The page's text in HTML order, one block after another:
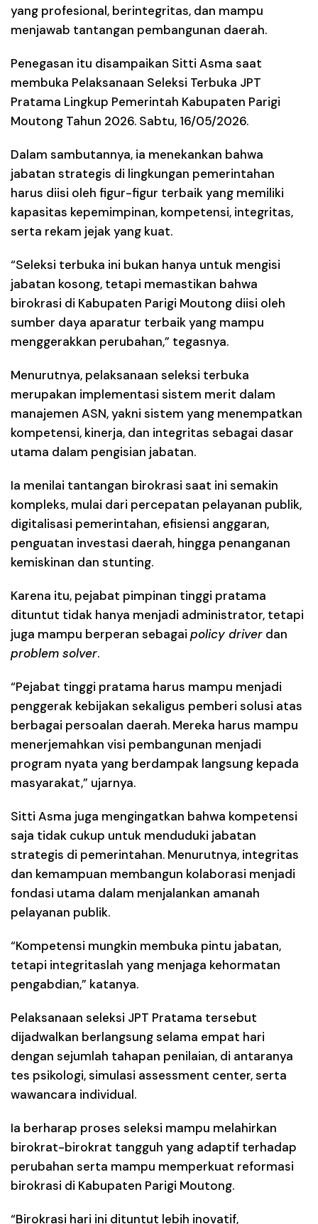
yang profesional, berintegritas, dan mampu
menjawab tantangan pembangunan daerah.
Penegasan itu disampaikan Sitti Asma saat
membuka Pelaksanaan Seleksi Terbuka JPT
Pratama Lingkup Pemerintah Kabupaten Parigi
Moutong Tahun 2026. Sabtu, 16/05/2026.
Dalam sambutannya, ia menekankan bahwa
jabatan strategis di lingkungan pemerintahan
harus diisi oleh figur-figur terbaik yang memiliki
kapasitas kepemimpinan, kompetensi, integritas,
serta rekam jejak yang kuat.
“Seleksi terbuka ini bukan hanya untuk mengisi
jabatan kosong, tetapi memastikan bahwa
birokrasi di Kabupaten Parigi Moutong diisi oleh
sumber daya aparatur terbaik yang mampu
menggerakkan perubahan,” tegasnya.
Menurutnya, pelaksanaan seleksi terbuka
merupakan implementasi sistem merit dalam
manajemen ASN, yakni sistem yang menempatkan
kompetensi, kinerja, dan integritas sebagai dasar
utama dalam pengisian jabatan.
Ia menilai tantangan birokrasi saat ini semakin
kompleks, mulai dari percepatan pelayanan publik,
digitalisasi pemerintahan, efisiensi anggaran,
penguatan investasi daerah, hingga penanganan
kemiskinan dan stunting.
Karena itu, pejabat pimpinan tinggi pratama
dituntut tidak hanya menjadi administrator, tetapi
juga mampu berperan sebagai policy driver dan
problem solver.
“Pejabat tinggi pratama harus mampu menjadi
penggerak kebijakan sekaligus pemberi solusi atas
berbagai persoalan daerah. Mereka harus mampu
menerjemahkan visi pembangunan menjadi
program nyata yang berdampak langsung kepada
masyarakat,” ujarnya.
Sitti Asma juga mengingatkan bahwa kompetensi
saja tidak cukup untuk menduduki jabatan
strategis di pemerintahan. Menurutnya, integritas
dan kemampuan membangun kolaborasi menjadi
fondasi utama dalam menjalankan amanah
pelayanan publik.
“Kompetensi mungkin membuka pintu jabatan,
tetapi integritaslah yang menjaga kehormatan
pengabdian,” katanya.
Pelaksanaan seleksi JPT Pratama tersebut
dijadwalkan berlangsung selama empat hari
dengan sejumlah tahapan penilaian, di antaranya
tes psikologi, simulasi assessment center, serta
wawancara individual.
Ia berharap proses seleksi mampu melahirkan
birokrat-birokrat tangguh yang adaptif terhadap
perubahan serta mampu memperkuat reformasi
birokrasi di Kabupaten Parigi Moutong.
“Birokrasi hari ini dituntut lebih inovatif,